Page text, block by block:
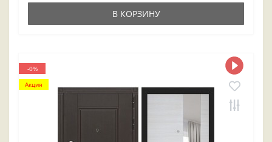
В КОРЗИНУ
-0%
Акция